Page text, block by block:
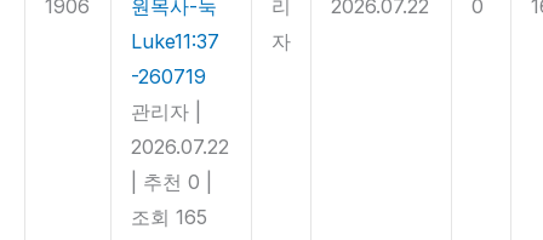
1906
원목사-눅
Luke11:37
-260719
관리자
2026.07.22
추천 0
조회 165
리
자
2026.07.22 0